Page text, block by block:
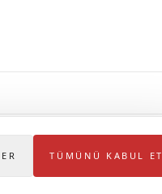
TÜMÜNÜ KABUL ET